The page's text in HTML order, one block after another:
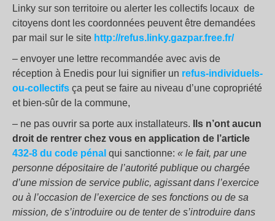
Linky sur son territoire ou alerter les collectifs locaux de
citoyens dont les coordonnées peuvent être demandées
par mail sur le site http://refus.linky.gazpar.free.fr/
– envoyer une lettre recommandée avec avis de
réception à Enedis pour lui signifier un refus-individuels-
ou-collectifs ça peut se faire au niveau d’une copropriété
et bien-sûr de la commune,
– ne pas ouvrir sa porte aux installateurs.
Ils n’ont aucun
droit de rentrer chez vous en application de l’article
432-8 du code pénal qui sanctionne: « le fait, par une
personne dépositaire de l’autorité publique ou chargée
d’une mission de service public, agissant dans l’exercice
ou à l’occasion de l’exercice de ses fonctions ou de sa
mission, de s’introduire ou de tenter de s’introduire dans